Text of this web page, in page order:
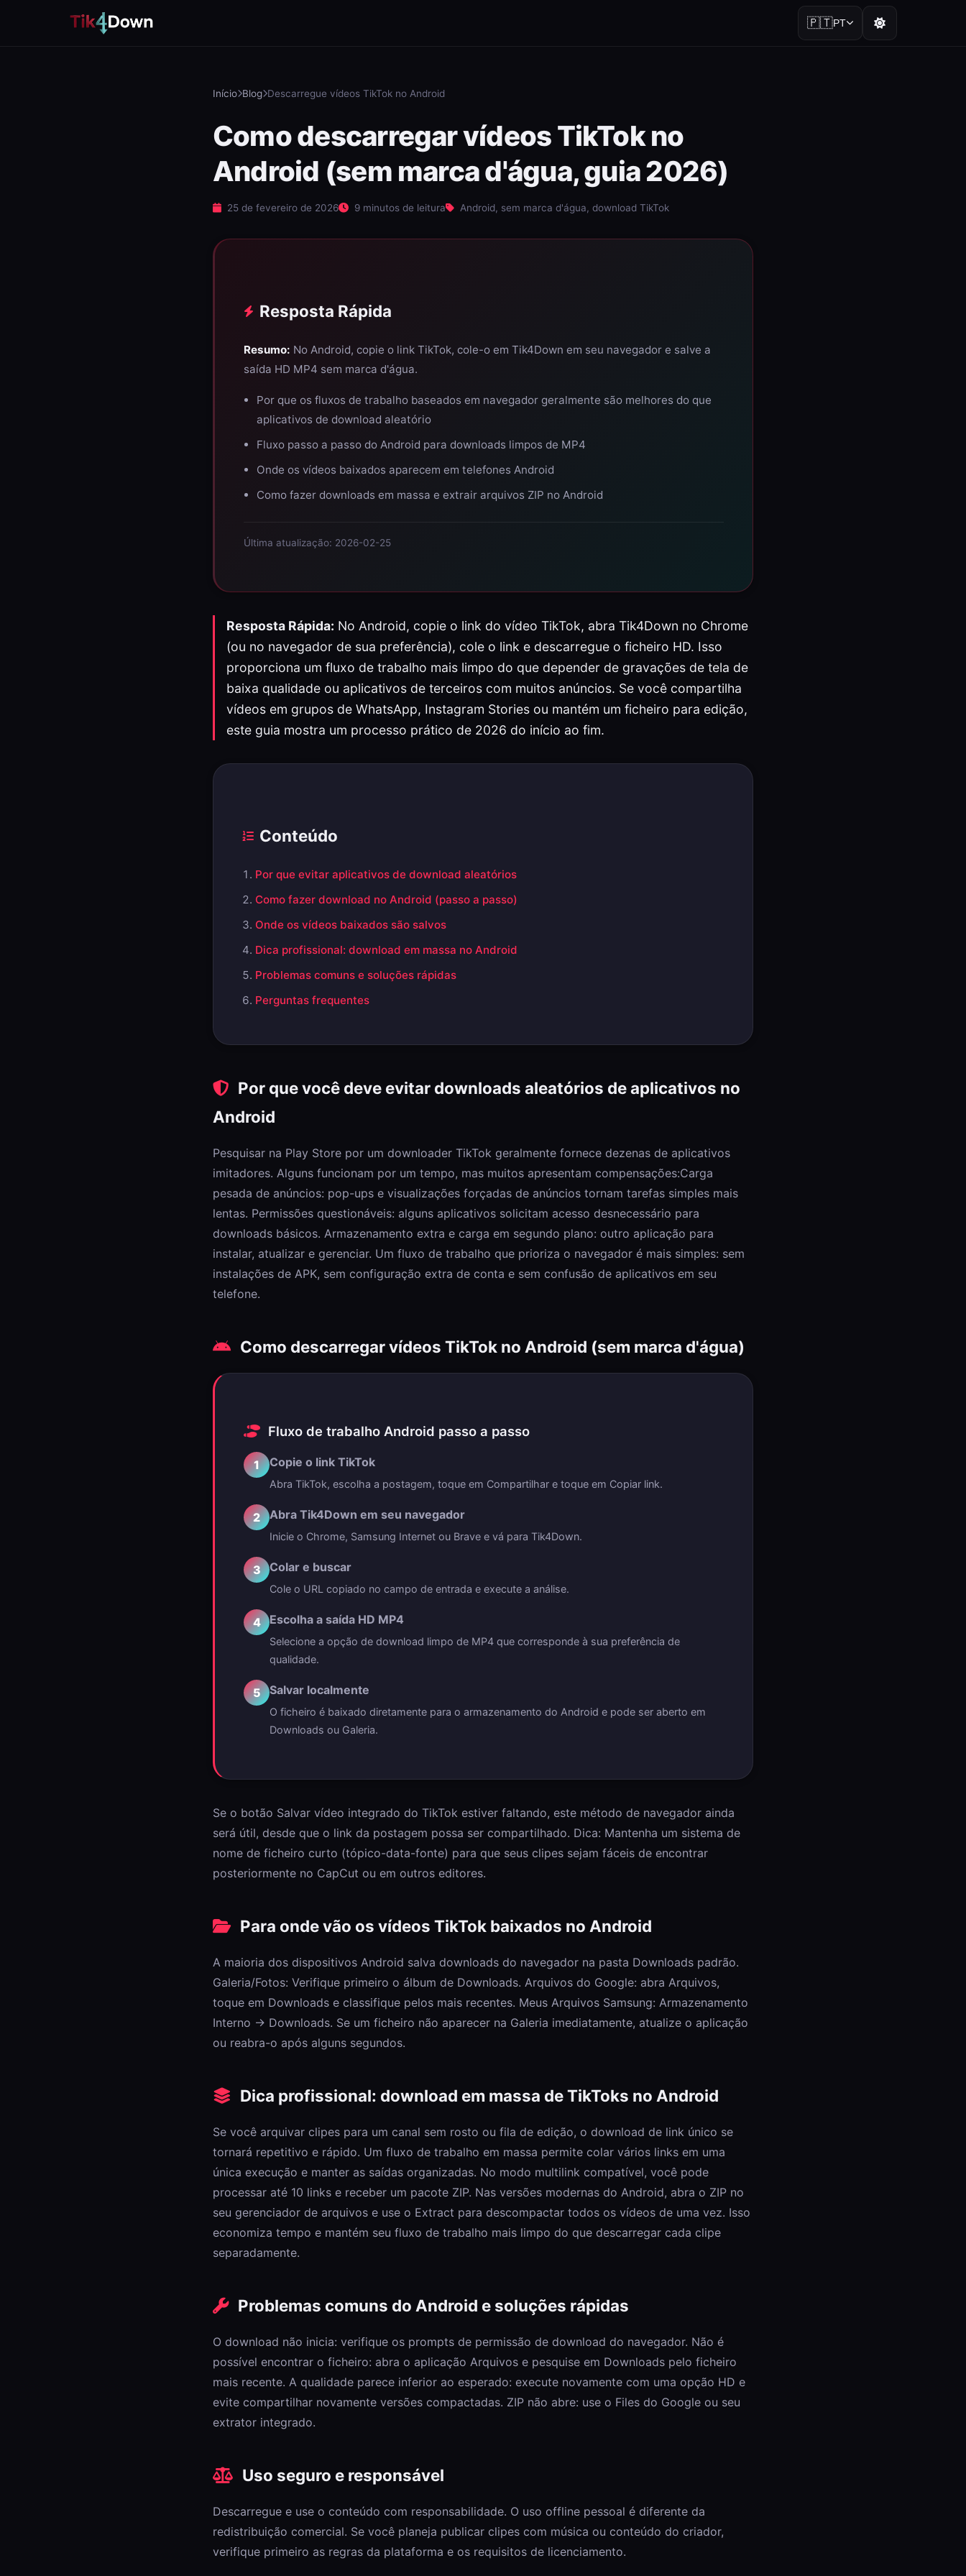
🇵🇹PT
Início Blog Descarregue vídeos TikTok no Android
Como descarregar vídeos TikTok no
Android (sem marca d'água, guia 2026)
25 de fevereiro de 2026 9 minutos de leitura Android, sem marca d'água, download TikTok
Resposta Rápida
Resumo: No Android, copie o link TikTok, cole-o em Tik4Down em seu navegador e salve a
saída HD MP4 sem marca d'água.
Por que os fluxos de trabalho baseados em navegador geralmente são melhores do que
aplicativos de download aleatório
Fluxo passo a passo do Android para downloads limpos de MP4
Onde os vídeos baixados aparecem em telefones Android
Como fazer downloads em massa e extrair arquivos ZIP no Android
Última atualização: 2026-02-25
Resposta Rápida: No Android, copie o link do vídeo TikTok, abra Tik4Down no Chrome
(ou no navegador de sua preferência), cole o link e descarregue o ficheiro HD. Isso
proporciona um fluxo de trabalho mais limpo do que depender de gravações de tela de
baixa qualidade ou aplicativos de terceiros com muitos anúncios. Se você compartilha
vídeos em grupos de WhatsApp, Instagram Stories ou mantém um ficheiro para edição,
este guia mostra um processo prático de 2026 do início ao fim.
Conteúdo
Por que evitar aplicativos de download aleatórios
Como fazer download no Android (passo a passo)
Onde os vídeos baixados são salvos
Dica profissional: download em massa no Android
Problemas comuns e soluções rápidas
Perguntas frequentes
Por que você deve evitar downloads aleatórios de aplicativos no
Android
Pesquisar na Play Store por um downloader TikTok geralmente fornece dezenas de aplicativos
imitadores. Alguns funcionam por um tempo, mas muitos apresentam compensações:Carga
pesada de anúncios: pop-ups e visualizações forçadas de anúncios tornam tarefas simples mais
lentas. Permissões questionáveis: alguns aplicativos solicitam acesso desnecessário para
downloads básicos. Armazenamento extra e carga em segundo plano: outro aplicação para
instalar, atualizar e gerenciar. Um fluxo de trabalho que prioriza o navegador é mais simples: sem
instalações de APK, sem configuração extra de conta e sem confusão de aplicativos em seu
telefone.
Como descarregar vídeos TikTok no Android (sem marca d'água)
Fluxo de trabalho Android passo a passo
1 Copie o link TikTok
Abra TikTok, escolha a postagem, toque em Compartilhar e toque em Copiar link.
2 Abra Tik4Down em seu navegador
Inicie o Chrome, Samsung Internet ou Brave e vá para Tik4Down.
3 Colar e buscar
Cole o URL copiado no campo de entrada e execute a análise.
4 Escolha a saída HD MP4
Selecione a opção de download limpo de MP4 que corresponde à sua preferência de
qualidade.
5 Salvar localmente
O ficheiro é baixado diretamente para o armazenamento do Android e pode ser aberto em
Downloads ou Galeria.
Se o botão Salvar vídeo integrado do TikTok estiver faltando, este método de navegador ainda
será útil, desde que o link da postagem possa ser compartilhado. Dica: Mantenha um sistema de
nome de ficheiro curto (tópico-data-fonte) para que seus clipes sejam fáceis de encontrar
posteriormente no CapCut ou em outros editores.
Para onde vão os vídeos TikTok baixados no Android
A maioria dos dispositivos Android salva downloads do navegador na pasta Downloads padrão.
Galeria/Fotos: Verifique primeiro o álbum de Downloads. Arquivos do Google: abra Arquivos,
toque em Downloads e classifique pelos mais recentes. Meus Arquivos Samsung: Armazenamento
Interno → Downloads. Se um ficheiro não aparecer na Galeria imediatamente, atualize o aplicação
ou reabra-o após alguns segundos.
Dica profissional: download em massa de TikToks no Android
Se você arquivar clipes para um canal sem rosto ou fila de edição, o download de link único se
tornará repetitivo e rápido. Um fluxo de trabalho em massa permite colar vários links em uma
única execução e manter as saídas organizadas. No modo multilink compatível, você pode
processar até 10 links e receber um pacote ZIP. Nas versões modernas do Android, abra o ZIP no
seu gerenciador de arquivos e use o Extract para descompactar todos os vídeos de uma vez. Isso
economiza tempo e mantém seu fluxo de trabalho mais limpo do que descarregar cada clipe
separadamente.
Problemas comuns do Android e soluções rápidas
O download não inicia: verifique os prompts de permissão de download do navegador. Não é
possível encontrar o ficheiro: abra o aplicação Arquivos e pesquise em Downloads pelo ficheiro
mais recente. A qualidade parece inferior ao esperado: execute novamente com uma opção HD e
evite compartilhar novamente versões compactadas. ZIP não abre: use o Files do Google ou seu
extrator integrado.
Uso seguro e responsável
Descarregue e use o conteúdo com responsabilidade. O uso offline pessoal é diferente da
redistribuição comercial. Se você planeja publicar clipes com música ou conteúdo do criador,
verifique primeiro as regras da plataforma e os requisitos de licenciamento.